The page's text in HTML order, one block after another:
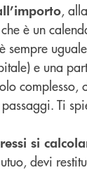
, alla
è un
sempre
e una
complesso,
Ti
si
devi